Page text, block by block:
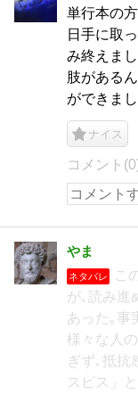
単行本の
日手に取
み終えま
肢がある
ができま
ナイス
コメント
やま
ネタバレ
こ
が､読み進
あった｡事
様々な人
ぎず､抵抗
スピス」